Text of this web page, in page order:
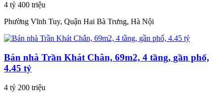
4 tỷ 400 triệu
Phường Vĩnh Tuy, Quận Hai Bà Trưng, Hà Nội
Bán nhà Trần Khát Chân, 69m2, 4 tầng, gần phố,
4.45 tỷ
4 tỷ 200 triệu